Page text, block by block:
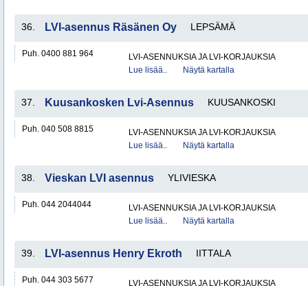
36. LVI-asennus Räsänen Oy LEPSÄMÄ
Puh. 0400 881 964
LVI-ASENNUKSIA JA LVI-KORJAUKSIA
Lue lisää..
Näytä kartalla
37. Kuusankosken Lvi-Asennus KUUSANKOSKI
Puh. 040 508 8815
LVI-ASENNUKSIA JA LVI-KORJAUKSIA
Lue lisää..
Näytä kartalla
38. Vieskan LVI asennus YLIVIESKA
Puh. 044 2044044
LVI-ASENNUKSIA JA LVI-KORJAUKSIA
Lue lisää..
Näytä kartalla
39. LVI-asennus Henry Ekroth IITTALA
Puh. 044 303 5677
LVI-ASENNUKSIA JA LVI-KORJAUKSIA